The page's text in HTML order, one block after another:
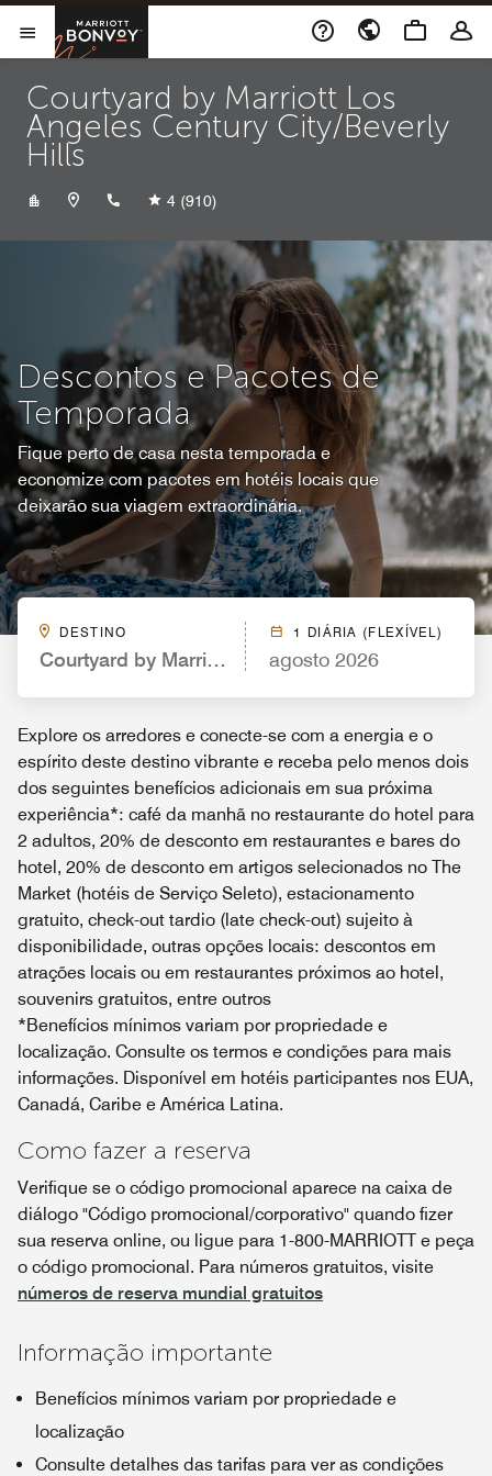
Skip to Content
Abrir menu
Marriott Bonvoy
Courtyard by Marriott Los
Angeles Century City/Beverly
Hills
+13105562777
4 (910)
Descontos e Pacotes de
Temporada
Fique perto de casa nesta temporada e
economize com pacotes em hotéis locais que
deixarão sua viagem extraordinária.
DESTINO
Courtyard by Marriott Los Angeles Century City/
1 DIÁRIA (FLEXÍVEL)
agosto 2026
Explore os arredores e conecte-se com a energia e o
espírito deste destino vibrante e receba pelo menos dois
dos seguintes benefícios adicionais em sua próxima
experiência*: café da manhã no restaurante do hotel para
2 adultos, 20% de desconto em restaurantes e bares do
hotel, 20% de desconto em artigos selecionados no The
Market (hotéis de Serviço Seleto), estacionamento
gratuito, check-out tardio (late check-out) sujeito à
disponibilidade, outras opções locais: descontos em
atrações locais ou em restaurantes próximos ao hotel,
souvenirs gratuitos, entre outros
*Benefícios mínimos variam por propriedade e
localização. Consulte os termos e condições para mais
informações. Disponível em hotéis participantes nos EUA,
Canadá, Caribe e América Latina.
Como fazer a reserva
Verifique se o código promocional aparece na caixa de
diálogo "Código promocional/corporativo" quando fizer
sua reserva online, ou ligue para 1-800-MARRIOTT e peça
o código promocional. Para números gratuitos, visite
números de reserva mundial gratuitos
Informação importante
Benefícios mínimos variam por propriedade e
localização
Consulte detalhes das tarifas para ver as condições